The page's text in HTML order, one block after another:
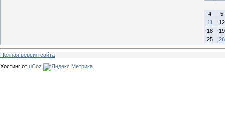
4
5
11
12
18
19
25
26
Полная версия сайта
Хостинг от uCoz